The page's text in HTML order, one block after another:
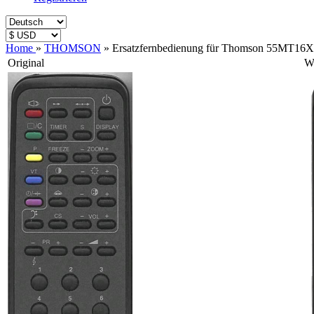
Home » THOMSON » Ersatzfernbedienung für Thomson 55MT16X
Original